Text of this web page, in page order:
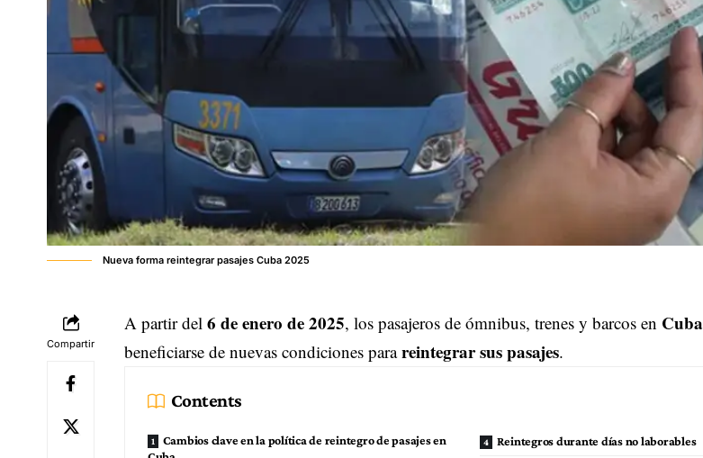
Nueva forma reintegrar pasajes Cuba 2025
Compartir
A partir del 6 de enero de 2025, los pasajeros de ómnibus, trenes y barcos en Cuba
beneficiarse de nuevas condiciones parareintegrar sus pasajes.
Contents
Cambios clave en la política de reintegro de pasajes en
Reintegros durante días no laborables